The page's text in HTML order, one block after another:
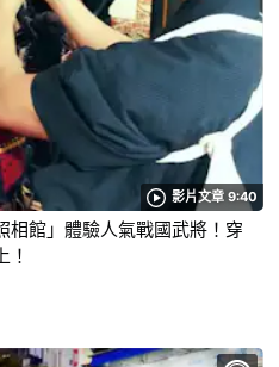
影片文章 9:40
相館」體驗人氣戰國武將！穿
！